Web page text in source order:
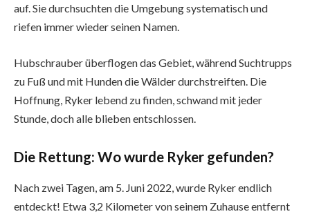
auf. Sie durchsuchten die Umgebung systematisch und
riefen immer wieder seinen Namen.
Hubschrauber überflogen das Gebiet, während Suchtrupps
zu Fuß und mit Hunden die Wälder durchstreiften. Die
Hoffnung, Ryker lebend zu finden, schwand mit jeder
Stunde, doch alle blieben entschlossen.
Die Rettung: Wo wurde Ryker gefunden?
Nach zwei Tagen, am 5. Juni 2022, wurde Ryker endlich
entdeckt! Etwa 3,2 Kilometer von seinem Zuhause entfernt